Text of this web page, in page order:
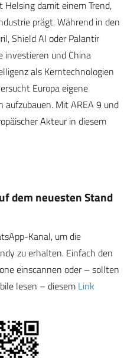
damit einem Trend,
prägt. Während in den
Shield AI oder Palantir
investieren und China
als Kerntechnologien
Europa eigene
Mit AREA 9 und
Akteur in diesem
dem neuesten Stand
Kanal, um die
zu erhalten. Einfach den
einscannen oder – sollten
lesen – diesem Link